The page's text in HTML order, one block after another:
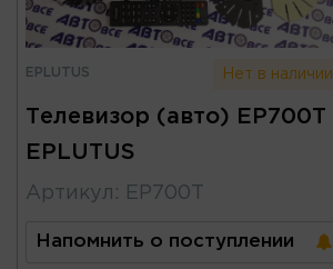
EPLUTUS Нет в наличии
Телевизор (авто) EP700T
EPLUTUS
Артикул : EP700T
Напомнить о поступлении